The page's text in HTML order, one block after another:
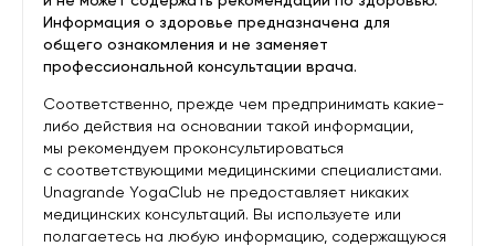
Информация о здоровье предназначена для
общего ознакомления и не заменяет
профессиональной консультации врача.
Соответственно, прежде чем предпринимать какие-
либо действия на основании такой информации,
мы рекомендуем проконсультироваться
с соответствующими медицинскими специалистами.
Unagrande YogaClub не предоставляет никаких
медицинских консультаций. Вы используете или
полагаетесь на любую информацию, содержащуюся